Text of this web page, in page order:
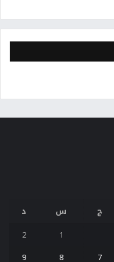
ج س د
1
2
7
8
9